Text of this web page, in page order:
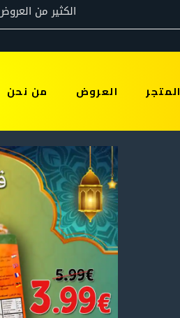
المتجر العروض من نحن